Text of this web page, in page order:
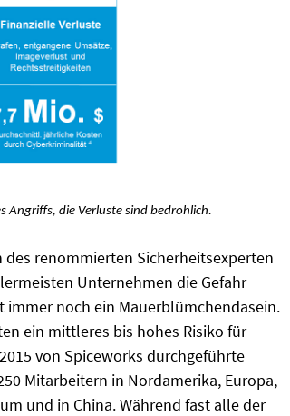
Angriffs, die Verluste sind bedrohlich.
renommierten Sicherheitsexperten
Unternehmen die Gefahr
immer noch ein Mauerblümchendasein.
ein mittleres bis hohes Risiko für
von Spiceworks durchgeführte
Mitarbeitern in Nordamerika, Europa,
und in China. Während fast alle der